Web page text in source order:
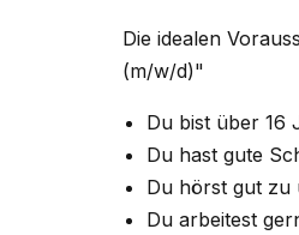
Die idealen
(m/w/d)"
Du bist über 16
Du hast gute
Du hörst gut zu
Du arbeitest